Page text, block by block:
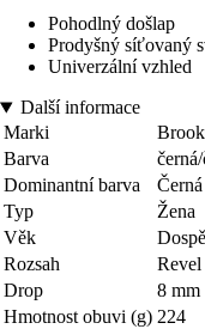
Pohodlný došlap
Prodyšný síťovaný
Univerzální vzhled
Další informace
Marki
Barva
Dominantní barva
Černá
Typ
Žena
Věk
Rozsah
Revel
Drop
8 mm
Hmotnost obuvi (g) 224